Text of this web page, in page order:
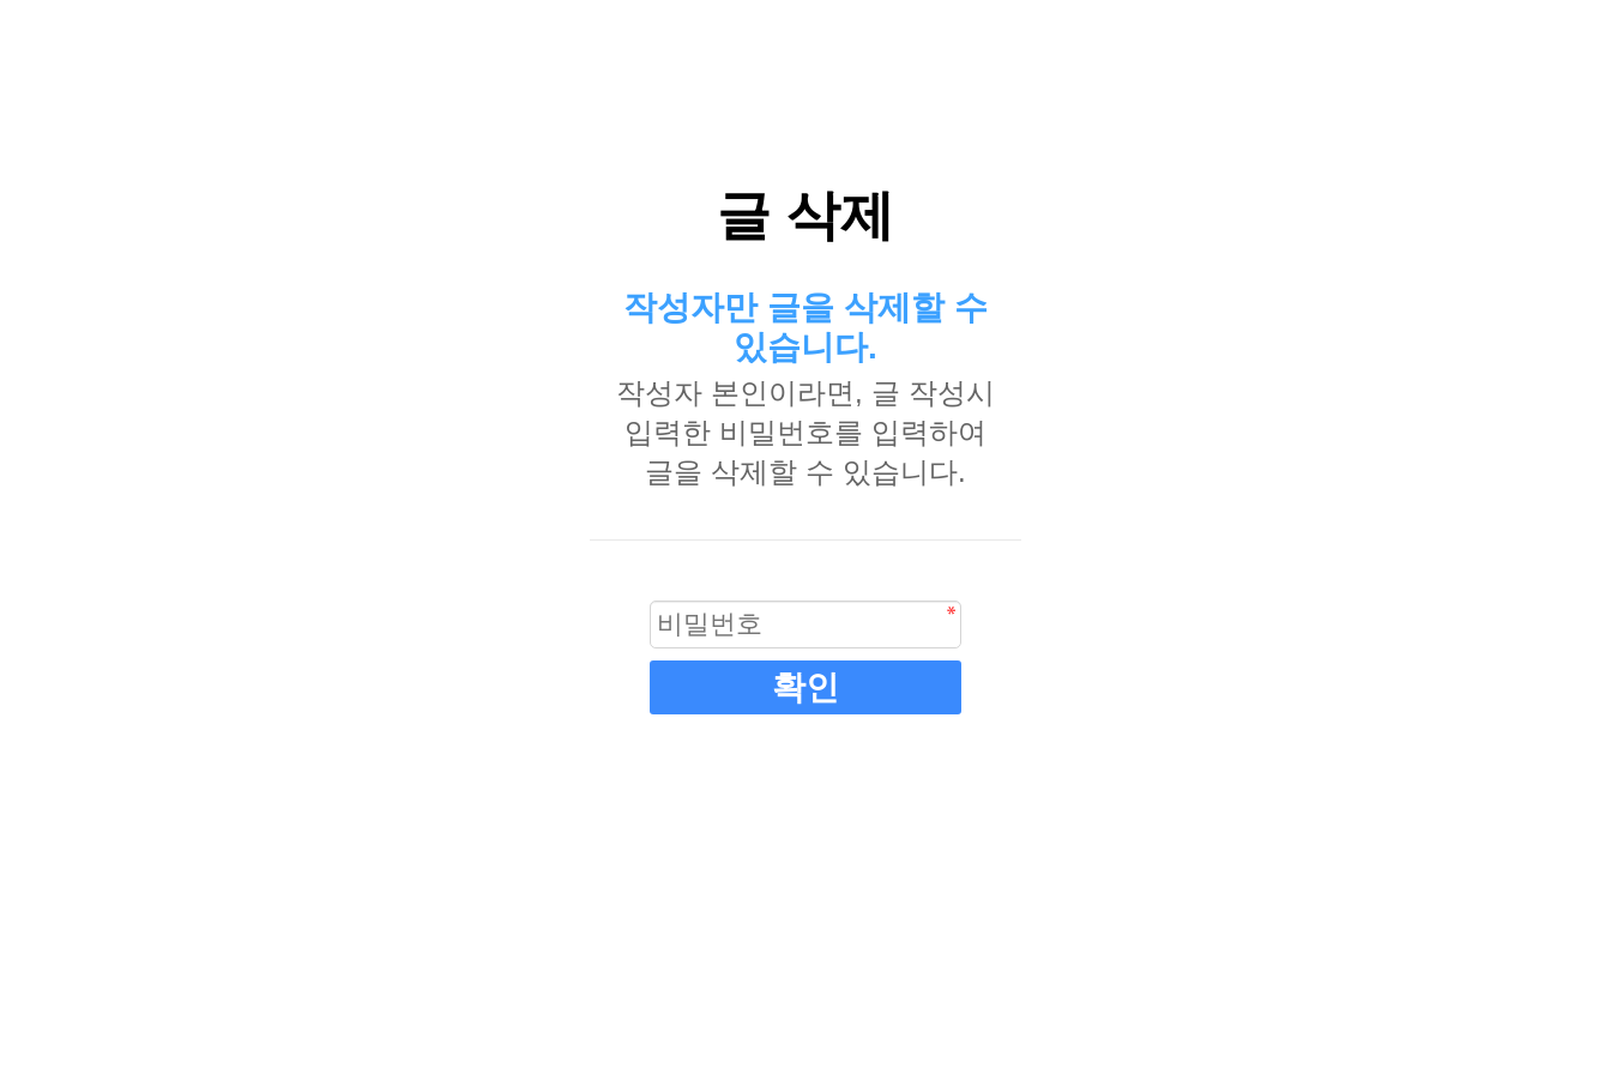
글 삭제
작성자만 글을 삭제할 수
있습니다.
작성자 본인이라면, 글 작성시
입력한 비밀번호를 입력하여
글을 삭제할 수 있습니다.